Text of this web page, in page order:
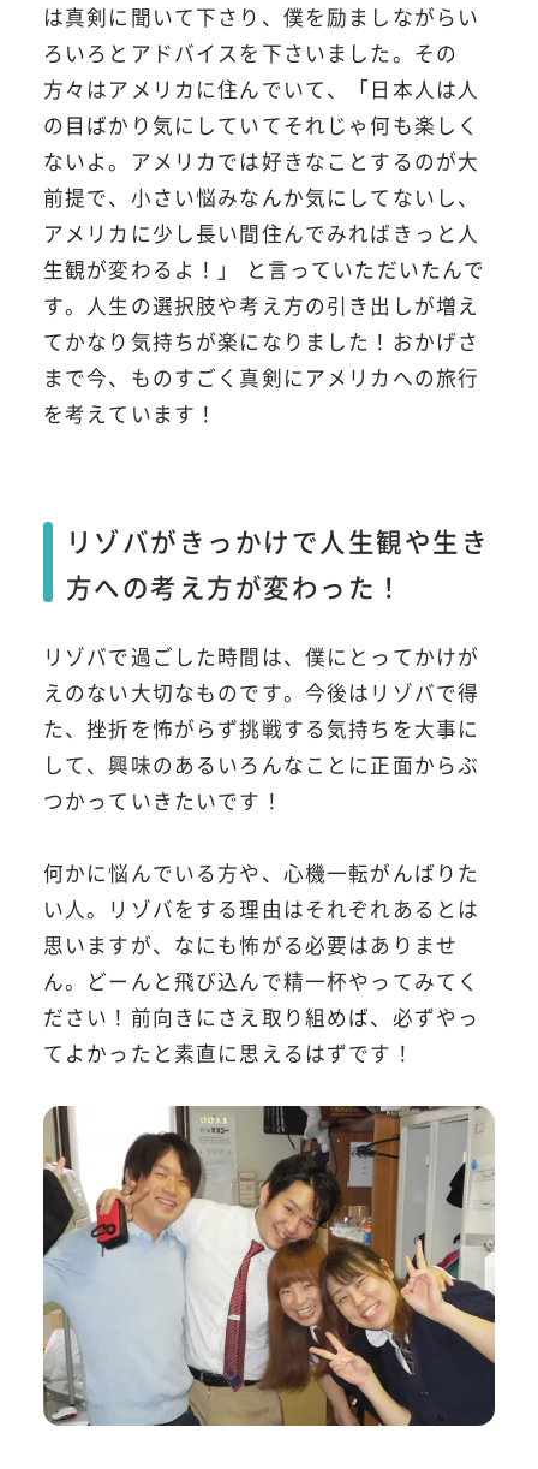
は真剣に聞いて下さり、僕を励ましながらい
ろいろとアドバイスを下さいました。その
方々はアメリカに住んでいて、「日本人は人
の目ばかり気にしていてそれじゃ何も楽しく
ないよ。アメリカでは好きなことするのが大
前提で、小さい悩みなんか気にしてないし、
アメリカに少し長い間住んでみればきっと人
生観が変わるよ！」 と言っていただいたんで
す。人生の選択肢や考え方の引き出しが増え
てかなり気持ちが楽になりました！おかげさ
まで今、ものすごく真剣にアメリカへの旅行
を考えています！
リゾバがきっかけで人生観や生き
方への考え方が変わった！
リゾバで過ごした時間は、僕にとってかけが
えのない大切なものです。今後はリゾバで得
た、挫折を怖がらず挑戦する気持ちを大事に
して、興味のあるいろんなことに正面からぶ
つかっていきたいです！
何かに悩んでいる方や、心機一転がんばりた
い人。リゾバをする理由はそれぞれあるとは
思いますが、なにも怖がる必要はありませ
ん。どーんと飛び込んで精一杯やってみてく
ださい！前向きにさえ取り組めば、必ずやっ
てよかったと素直に思えるはずです！